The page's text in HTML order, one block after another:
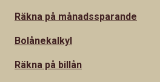
Räkna på månadssparande
Bolånekalkyl
Räkna på billån